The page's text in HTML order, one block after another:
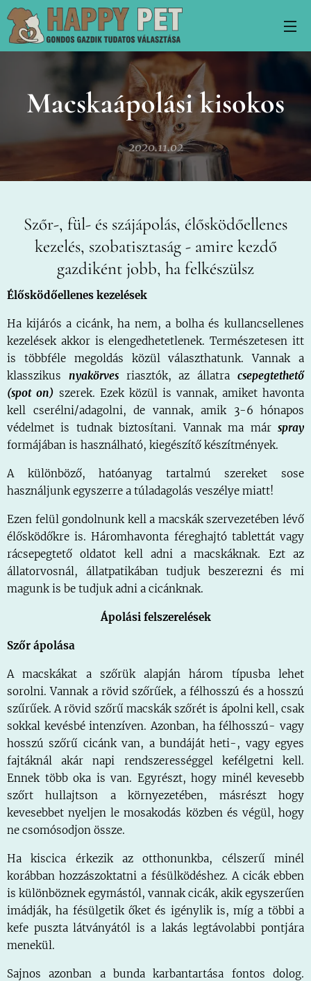
Macskaápolási kisokos
2020.11.02
Szőr-, fül- és szájápolás, élősködőellenes
kezelés, szobatisztaság - amire kezdő
gazdiként jobb, ha felkészülsz
Élősködőellenes kezelések
Ha kijárós a cicánk, ha nem, a bolha és kullancsellenes
kezelések akkor is elengedhetetlenek. Természetesen itt
is többféle megoldás közül választhatunk. Vannak a
klasszikus nyakörvesriasztók, az állatracsepegtethető
(spot on) szerek. Ezek közül is vannak, amiket havonta
kell cserélni/adagolni, de vannak, amik 3-6 hónapos
védelmet is tudnak biztosítani. Vannak ma már spray
formájában is használható, kiegészítő készítmények.
A különböző, hatóanyag tartalmú szereket sose
használjunk egyszerre a túladagolás veszélye miatt!
Ezen felül gondolnunk kell a macskák szervezetében lévő
élősködőkre is. Háromhavonta féreghajtó tablettát vagy
rácsepegtető oldatot kell adni a macskáknak. Ezt az
állatorvosnál, állatpatikában tudjuk beszerezni és mi
magunk is be tudjuk adni a cicánknak.
Ápolási felszerelések
Szőr ápolása
A macskákat a szőrük alapján három típusba lehet
sorolni. Vannak a rövid szőrűek, a félhosszú és a hosszú
szűrűek. A rövid szőrű macskák szőrét is ápolni kell, csak
sokkal kevésbé intenzíven. Azonban, ha félhosszú- vagy
hosszú szőrű cicánk van, a bundáját heti-, vagy egyes
fajtáknál akár napi rendszerességgel kefélgetni kell.
Ennek több oka is van. Egyrészt, hogy minél kevesebb
szőrt hullajtson a környezetében, másrészt hogy
kevesebbet nyeljen le mosakodás közben és végül, hogy
ne csomósodjon össze.
Ha kiscica érkezik az otthonunkba, célszerű minél
korábban hozzászoktatni a fésülködéshez. A cicák ebben
is különböznek egymástól, vannak cicák, akik egyszerűen
imádják, ha fésülgetik őket és igénylik is, míg a többi a
kefe puszta látványától is a lakás legtávolabbi pontjára
menekül.
Sajnos azonban a bunda karbantartása fontos dolog.